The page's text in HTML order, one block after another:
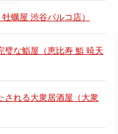
蠣屋 渋谷パルコ店）
璧な鮨屋（恵比寿 鮨 暁天
される大衆居酒屋（大衆